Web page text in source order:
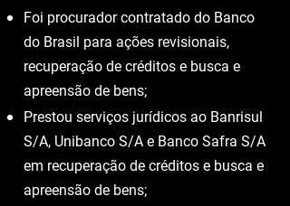
Foi procurador contratado do Banco
do Brasil para ações revisionais,
recuperação de créditos e busca e
apreensão de bens;
Prestou serviços jurídicos ao Banrisul
S/A, Unibanco S/A e Banco Safra S/A
em recuperação de créditos e busca e
apreensão de bens;